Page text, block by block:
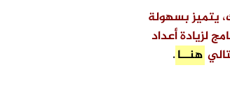
يتميز بسهولة
لزيادة أعداد
هنــا.